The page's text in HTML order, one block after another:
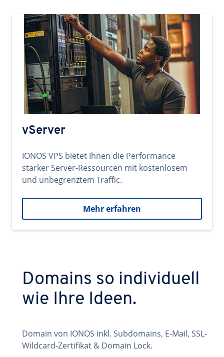
vServer
IONOS VPS bietet Ihnen die Performance
starker Server-Ressourcen mit kostenlosem
und unbegrenztem Traffic.
Mehr erfahren
Domains so individuell
wie Ihre Ideen.
Domain von IONOS inkl. Subdomains, E-Mail, SSL-
Wildcard-Zertifikat & Domain Lock.